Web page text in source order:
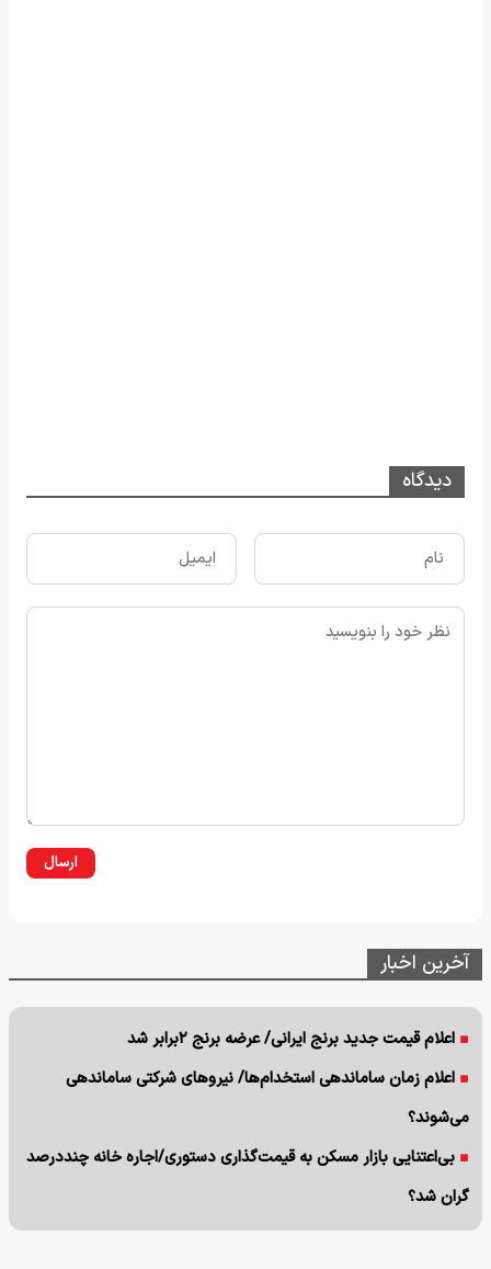
دیدگاه
ارسال
آخرین اخبار
اعلام قیمت جدید برنج ایرانی/ عرضه برنج ۲برابر شد
اعلام زمان ساماندهی استخدام‌‌ها/ نیروهای شرکتی ساماندهی
می‌شوند؟
بی‌اعتنایی بازار مسکن به قیمت‌گذاری دستوری/اجاره خانه چنددرصد
گران شد؟